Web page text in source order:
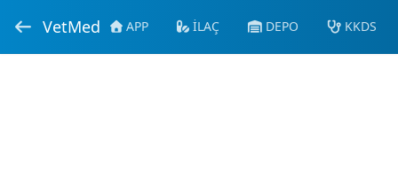
VetMed APP İLAÇ DEPO KKDS